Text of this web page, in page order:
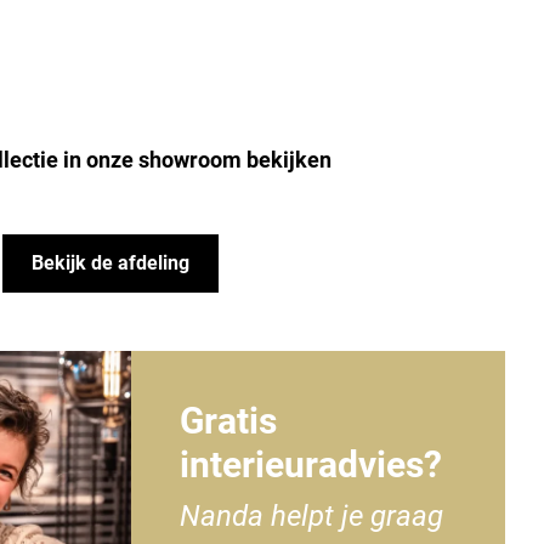
in onze showroom bekijken
Bekijk de afdeling
Gratis
interieuradvies?
Nanda helpt je graag